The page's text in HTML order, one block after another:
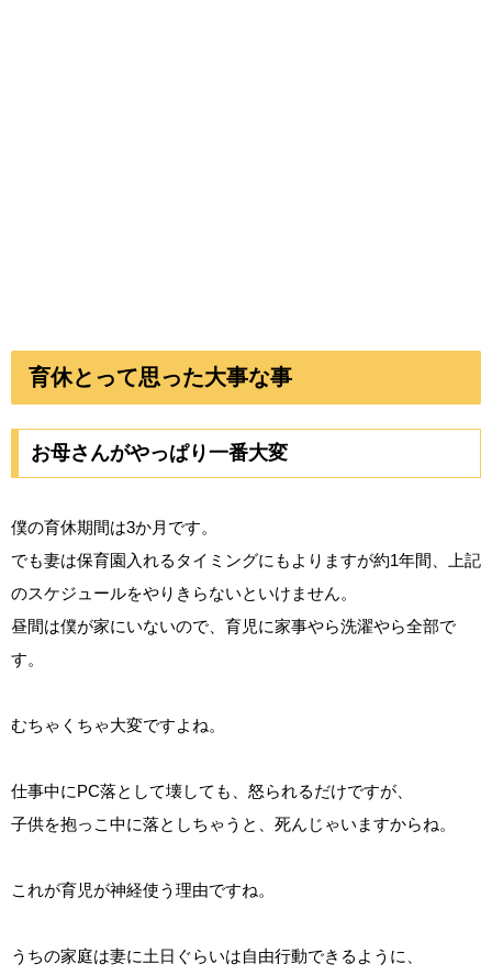
育休とって思った大事な事
お母さんがやっぱり一番大変
僕の育休期間は3か月です。
でも妻は保育園入れるタイミングにもよりますが約1年間、上記
のスケジュールをやりきらないといけません。
昼間は僕が家にいないので、育児に家事やら洗濯やら全部で
す。
むちゃくちゃ大変ですよね。
仕事中にPC落として壊しても、怒られるだけですが、
子供を抱っこ中に落としちゃうと、死んじゃいますからね。
これが育児が神経使う理由ですね。
うちの家庭は妻に土日ぐらいは自由行動できるように、